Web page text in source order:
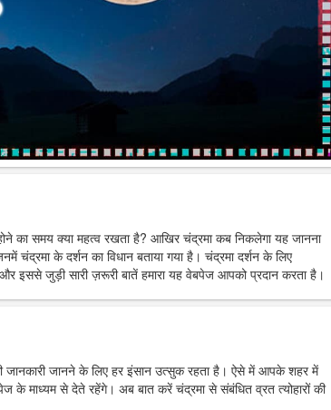
का समय क्या महत्व रखता है? आखिर चंद्रमा कब निकलेगा यह जानना
चंद्रमा के दर्शन का विधान बताया गया है। चंद्रमा दर्शन के लिए
इससे जुड़ी सारी ज़रूरी बातें हमारा यह वेबपेज आपको प्रदान करता है।
जानकारी जानने के लिए हर इंसान उत्सुक रहता है। ऐसे में आपके शहर में
माध्यम से देते रहेंगे। अब बात करें चंद्रमा से संबंधित व्रत त्योहारों की